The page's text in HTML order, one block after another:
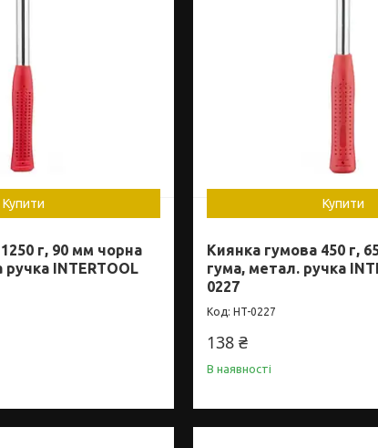
Купити
г, 90 мм чорна
INTERTOOL
Купити
Киянка гумова 450 г,
гума, метал. ручка
0227
HT-0227
138 ₴
В наявності